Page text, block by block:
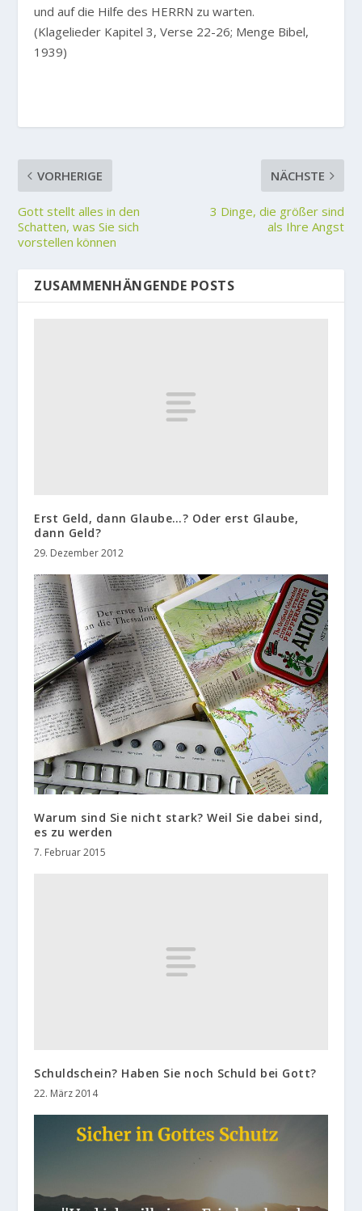
und auf die Hilfe des HERRN zu warten.
(Klagelieder Kapitel 3, Verse 22-26; Menge Bibel,
1939)
VORHERIGE
Gott stellt alles in den
Schatten, was Sie sich
vorstellen können
NÄCHSTE
3 Dinge, die größer sind
als Ihre Angst
ZUSAMMENHÄNGENDE POSTS
Erst Geld, dann Glaube…? Oder erst Glaube,
dann Geld?
29. Dezember 2012
Warum sind Sie nicht stark? Weil Sie dabei sind,
es zu werden
7. Februar 2015
Schuldschein? Haben Sie noch Schuld bei Gott?
22. März 2014